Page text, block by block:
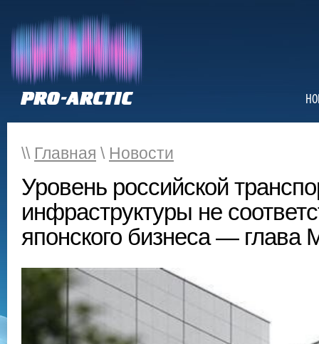
\\ Главная \ Новости
Уровень российской
инфраструктуры не
японского бизнеса — глава